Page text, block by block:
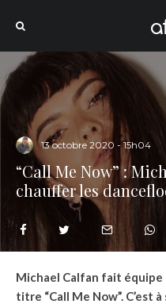
13 octobre 2020 - 15h04
“Call Me Now” :
chauffer les
Michael Calfan fait
titre “Call Me Now”. C’est